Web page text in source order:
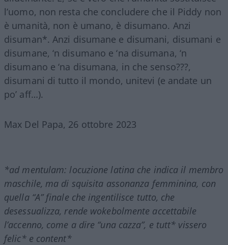
l’uomo, non resta che concludere che il Piddy non
è umanità, non è umano, è disumano. Anzi
disuman*. Anzi disumane e disumani, disumani e
disumane, ‘n disumano e ‘na disumana, ‘n
disumano e ‘na disumana, in che senso???,
disumani di tutto il mondo, unitevi (e andate un
po’ aff…).
Max Del Papa, 26 ottobre 2023
*ad mentulam: locuzione latina che indica il membro
maschile, ma di squisita assonanza femminina, con
quella “A” finale che ingentilisce tutto, che
desessualizza, rende wokebolmente accettabile
l’accenno, come a dire “una cazza”, e tutt* vissero
felic* e content*